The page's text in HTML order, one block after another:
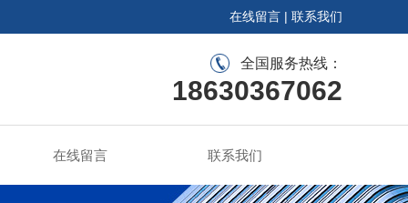
在线留言 | 联系我们
全国服务热线：
18630367062
在线留言 联系我们